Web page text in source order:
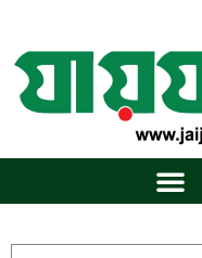
content